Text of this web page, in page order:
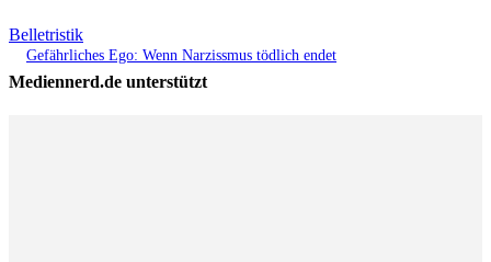
Belletristik
Gefährliches Ego: Wenn Narzissmus tödlich endet
Mediennerd.de unterstützt